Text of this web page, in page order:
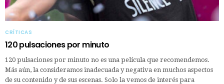
CRÍTICAS
120 pulsaciones por minuto
120 pulsaciones por minuto no es una película que recomendemos.
Más aún, la consideramos inadecuada y negativa en muchos aspectos
de su contenido y de sus escenas. Solo la vemos de interés para